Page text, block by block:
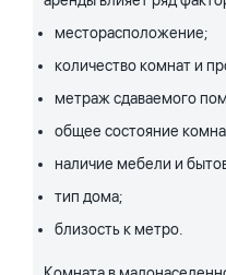
месторасположение;
количество комнат и
метраж сдаваемого
общее состояние
наличие мебели и
тип дома;
близость к метро.